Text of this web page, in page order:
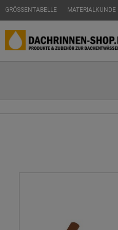
GRÖSSENTABELLE MATERIALKUNDE